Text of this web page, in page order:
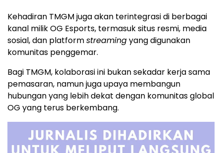
Kehadiran TMGM juga akan terintegrasi di berbagai
kanal milik OG Esports, termasuk situs resmi, media
sosial, dan platformstreamingyang digunakan
komunitas penggemar.
Bagi TMGM, kolaborasi ini bukan sekadar kerja sama
pemasaran, namun juga upaya membangun
hubungan yang lebih dekat dengan komunitas global
OG yang terus berkembang.